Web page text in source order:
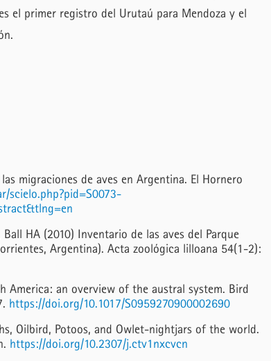
el primer registro del Urutaú para Mendoza y el
migraciones de aves en Argentina. El Hornero
scielo.php?pid=S0073-
Ball HA (2010) Inventario de las aves del Parque
Argentina). Acta zoológica lilloana 54(1-2):
America: an overview of the austral system. Bird
https://doi.org/10.1017/S0959270900002690
Oilbird, Potoos, and Owlet-nightjars of the world.
https://doi.org/10.2307/j.ctv1nxcvcn